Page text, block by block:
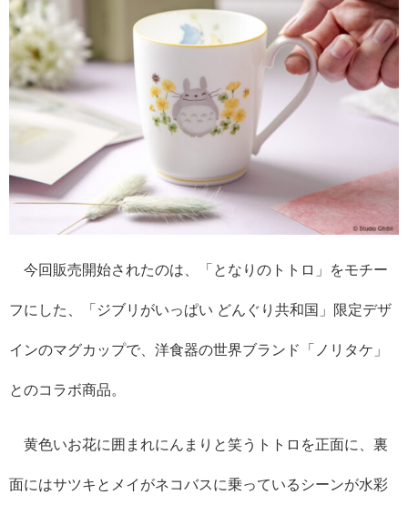
今回販売開始されたのは、「となりのトトロ」をモチー
フにした、「ジブリがいっぱい どんぐり共和国」限定デザ
インのマグカップで、洋食器の世界ブランド「ノリタケ」
とのコラボ商品。
黄色いお花に囲まれにんまりと笑うトトロを正面に、裏
面にはサツキとメイがネコバスに乗っているシーンが水彩